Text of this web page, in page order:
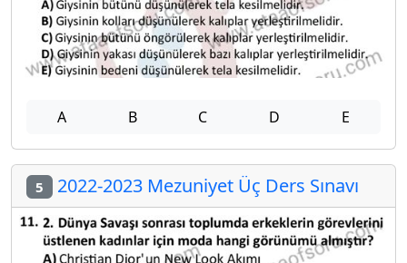
A B C D E
5 2022-2023 Mezuniyet Üç Ders Sınavı